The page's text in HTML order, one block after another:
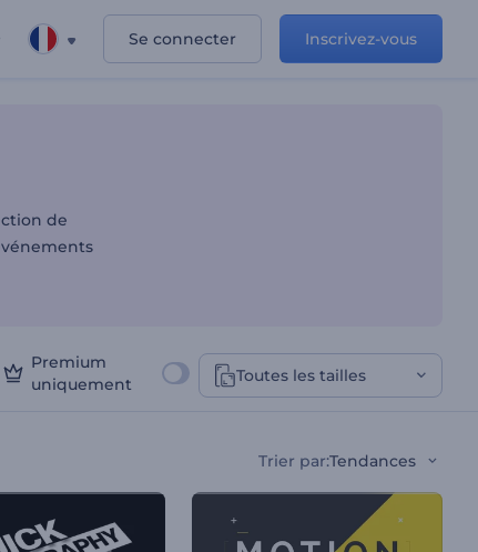
Se connecter Inscrivez-vous
de
Premium
uniquement
Toutes les tailles
Trier par:Tendances